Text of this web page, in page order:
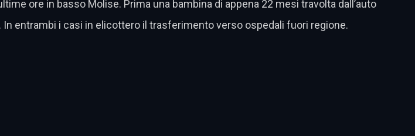
ore in basso Molise. Prima una bambina di appena 22 mesi travolta dall’auto
entrambi i casi in elicottero il trasferimento verso ospedali fuori regione.